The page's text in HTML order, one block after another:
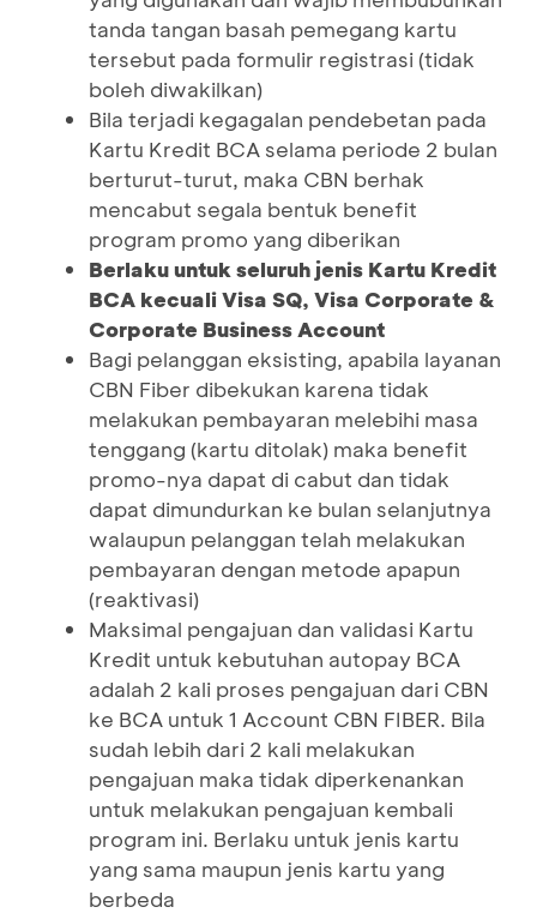
tanda tangan basah pemegang kartu
tersebut pada formulir registrasi (tidak
boleh diwakilkan)
Bila terjadi kegagalan pendebetan pada
Kartu Kredit BCA selama periode 2 bulan
berturut-turut, maka CBN berhak
mencabut segala bentuk benefit
program promo yang diberikan
Berlaku untuk seluruh jenis Kartu Kredit
BCA kecuali Visa SQ, Visa Corporate &
Corporate Business Account
Bagi pelanggan eksisting, apabila layanan
CBN Fiber dibekukan karena tidak
melakukan pembayaran melebihi masa
tenggang (kartu ditolak) maka benefit
promo-nya dapat di cabut dan tidak
dapat dimundurkan ke bulan selanjutnya
walaupun pelanggan telah melakukan
pembayaran dengan metode apapun
(reaktivasi)
Maksimal pengajuan dan validasi Kartu
Kredit untuk kebutuhan autopay BCA
adalah 2 kali proses pengajuan dari CBN
ke BCA untuk 1 Account CBN FIBER. Bila
sudah lebih dari 2 kali melakukan
pengajuan maka tidak diperkenankan
untuk melakukan pengajuan kembali
program ini. Berlaku untuk jenis kartu
yang sama maupun jenis kartu yang
berbeda